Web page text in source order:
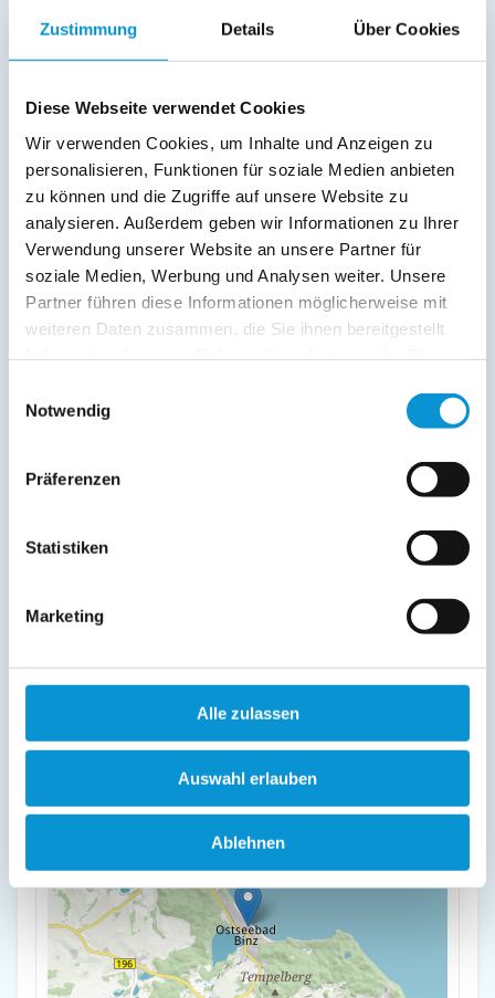
Zustimmung Details Über Cookies
Diese Webseite verwendet Cookies
Wir verwenden Cookies, um Inhalte und Anzeigen zu
personalisieren, Funktionen für soziale Medien anbieten
zu können und die Zugriffe auf unsere Website zu
analysieren. Außerdem geben wir Informationen zu Ihrer
Verwendung unserer Website an unsere Partner für
soziale Medien, Werbung und Analysen weiter. Unsere
Partner führen diese Informationen möglicherweise mit
weiteren Daten zusammen, die Sie ihnen bereitgestellt
Notwendig
Präferenzen
Statistiken
Marketing
Alle zulassen
Auswahl erlauben
Ablehnen
Radio
Außenanlage:
Parkplatz
Service:
Verpflegung:
Beschreibung
weiterlesen
Villa Jugendglück - 90456
18609 Binz
+